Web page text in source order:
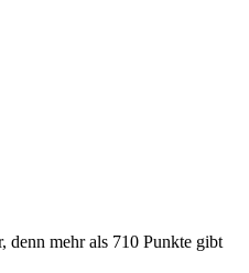
denn mehr als 710 Punkte gibt